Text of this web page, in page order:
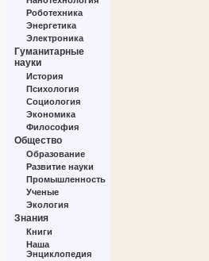
Роботехника
Энергетика
Электроника
Гуманитарные
науки
История
Психология
Социология
Экономика
Философия
Общество
Образование
Развитие науки
Промышленность
Ученые
Экология
Знания
Книги
Наша
Энциклопедия